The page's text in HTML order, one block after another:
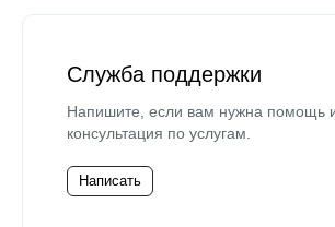
Служба поддержки
Напишите, если вам нужна помощь
консультация по услугам.
Написать